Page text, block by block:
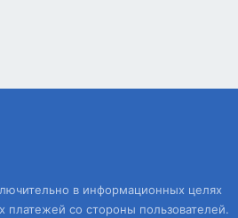
в информационных целях
со стороны пользователей.